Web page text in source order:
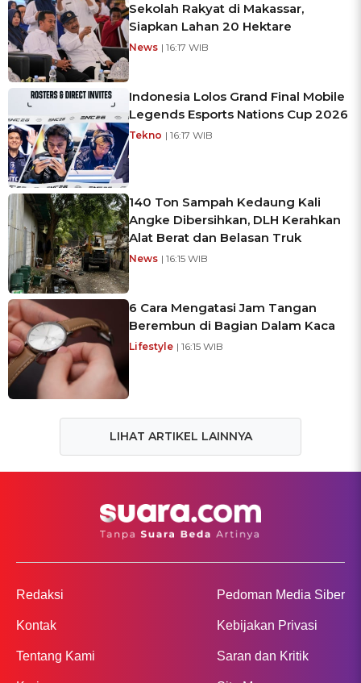
Sekolah Rakyat di Makassar,
Siapkan Lahan 20 Hektare
News | 16:17 WIB
Indonesia Lolos Grand Final Mobile
Legends Esports Nations Cup 2026
Tekno | 16:17 WIB
140 Ton Sampah Kedaung Kali
Angke Dibersihkan, DLH Kerahkan
Alat Berat dan Belasan Truk
News | 16:15 WIB
6 Cara Mengatasi Jam Tangan
Berembun di Bagian Dalam Kaca
Lifestyle | 16:15 WIB
LIHAT ARTIKEL LAINNYA
Redaksi
Kontak
Tentang Kami
Pedoman Media Siber
Kebijakan Privasi
Saran dan Kritik